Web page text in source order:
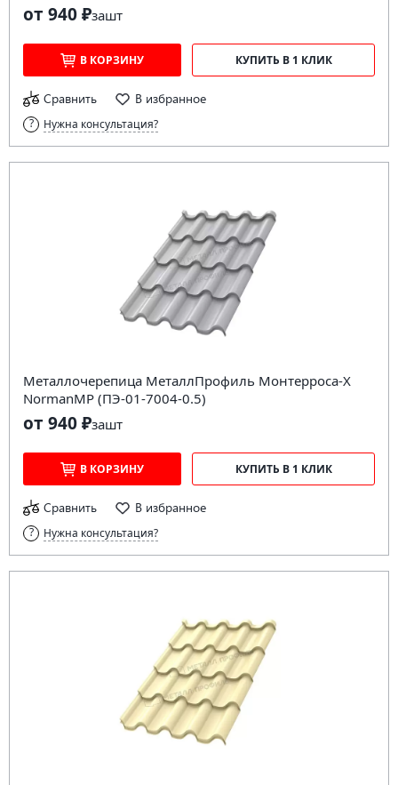
от 940 ₽зашт
В КОРЗИНУ КУПИТЬ В 1 КЛИК
Сравнить В избранное
Нужна консультация?
Металлочерепица МеталлПрофиль Монтерроса-X
NormanMP (ПЭ-01-7004-0.5)
от 940 ₽зашт
В КОРЗИНУ КУПИТЬ В 1 КЛИК
Сравнить В избранное
Нужна консультация?